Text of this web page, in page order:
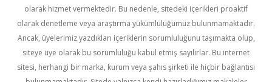
olarak hizmet vermektedir. Bu nedenle, sitedeki içerikleri proaktif
olarak denetleme veya araştırma yükümlülüğümüz bulunmamaktadır.
Ancak, üyelerimiz yazdıkları içeriklerin sorumluluğunu taşımakta olup,
siteye üye olarak bu sorumluluğu kabul etmiş sayılırlar. Bu internet
sitesi, herhangi bir marka, kurum veya şahıs şirketi ile hiçbir bağlantısı